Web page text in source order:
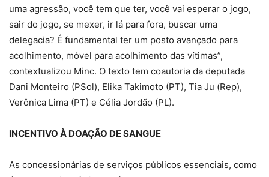
uma agressão, você tem que ter, você vai esperar o jogo,
sair do jogo, se mexer, ir lá para fora, buscar uma
delegacia? É fundamental ter um posto avançado para
acolhimento, móvel para acolhimento das vítimas”,
contextualizou Minc. O texto tem coautoria da deputada
Dani Monteiro (PSol), Elika Takimoto (PT), Tia Ju (Rep),
Verônica Lima (PT) e Célia Jordão (PL).
INCENTIVO À DOAÇÃO DE SANGUE
As concessionárias de serviços públicos essenciais, como